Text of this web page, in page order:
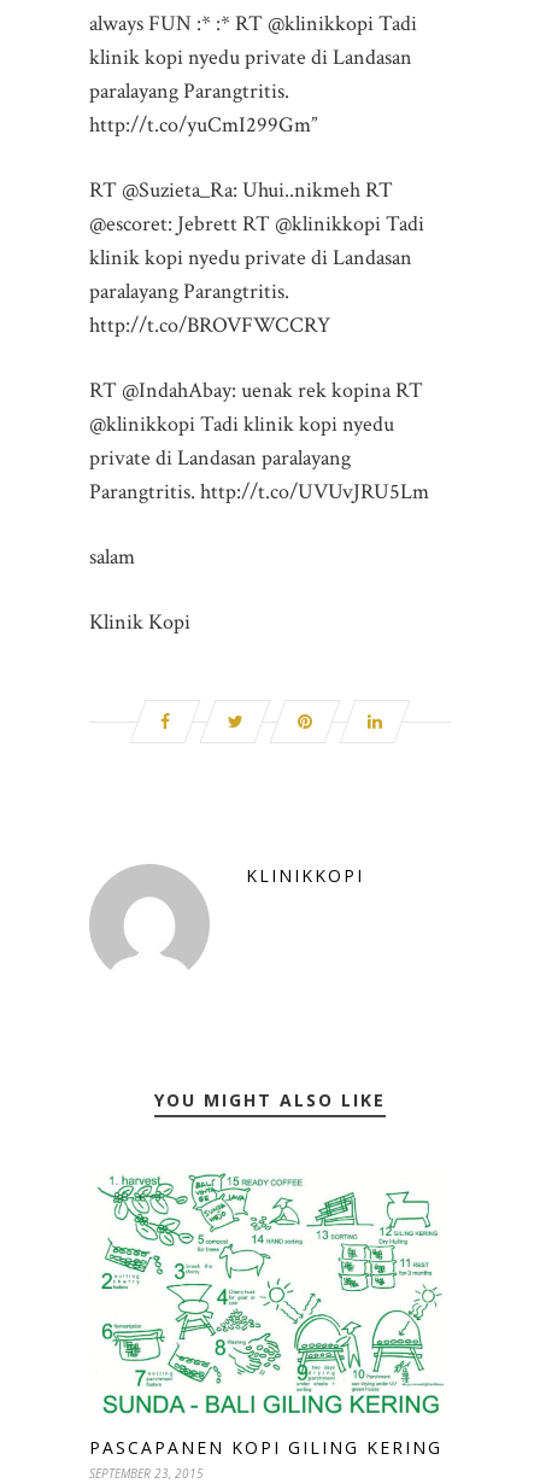
always FUN :* :* RT @klinikkopi Tadi
klinik kopi nyedu private di Landasan
paralayang Parangtritis.
http://t.co/yuCmI299Gm”
RT @Suzieta_Ra: Uhui..nikmeh RT
@escoret: Jebrett RT @klinikkopi Tadi
klinik kopi nyedu private di Landasan
paralayang Parangtritis.
http://t.co/BROVFWCCRY
RT @IndahAbay: uenak rek kopina RT
@klinikkopi Tadi klinik kopi nyedu
private di Landasan paralayang
Parangtritis. http://t.co/UVUvJRU5Lm
salam
Klinik Kopi
KLINIKKOPI
YOU MIGHT ALSO LIKE
PASCAPANEN KOPI GILING KERING
SEPTEMBER 23, 2015